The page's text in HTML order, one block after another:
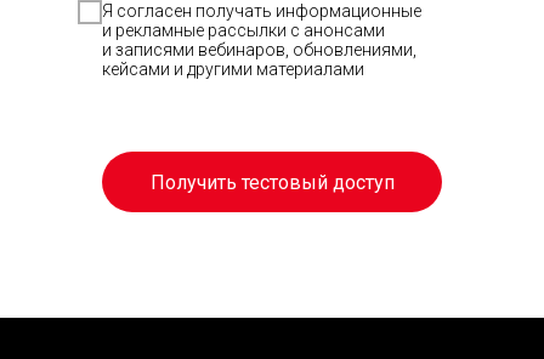
Я согласен получать информационные
и рекламные рассылки с анонсами
и записями вебинаров, обновлениями,
кейсами и другими материалами
Получить тестовый доступ